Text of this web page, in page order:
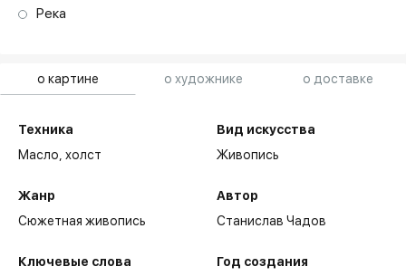
о картине о художнике о доставке
Техника
Масло,холст
Жанр
Сюжетная живопись
Ключевые слова
Вид искусства
Живопись
Автор
Станислав Чадов
Год создания
Река